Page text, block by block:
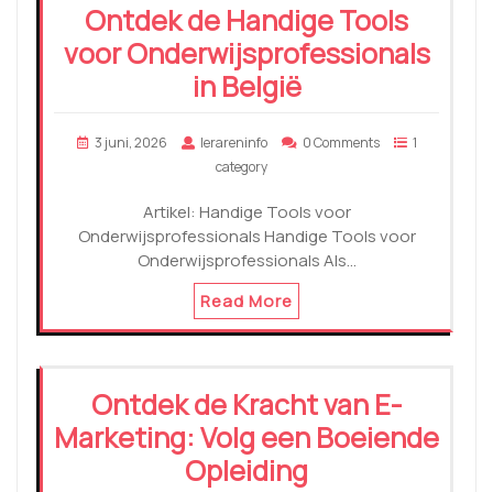
Ontdek de Handige Tools
voor Onderwijsprofessionals
in België
3 juni, 2026 lerareninfo 0 Comments
1
category
Artikel: Handige Tools voor
Onderwijsprofessionals Handige Tools voor
Onderwijsprofessionals Als…
Read More
Ontdek de Kracht van E-
Marketing: Volg een Boeiende
Opleiding